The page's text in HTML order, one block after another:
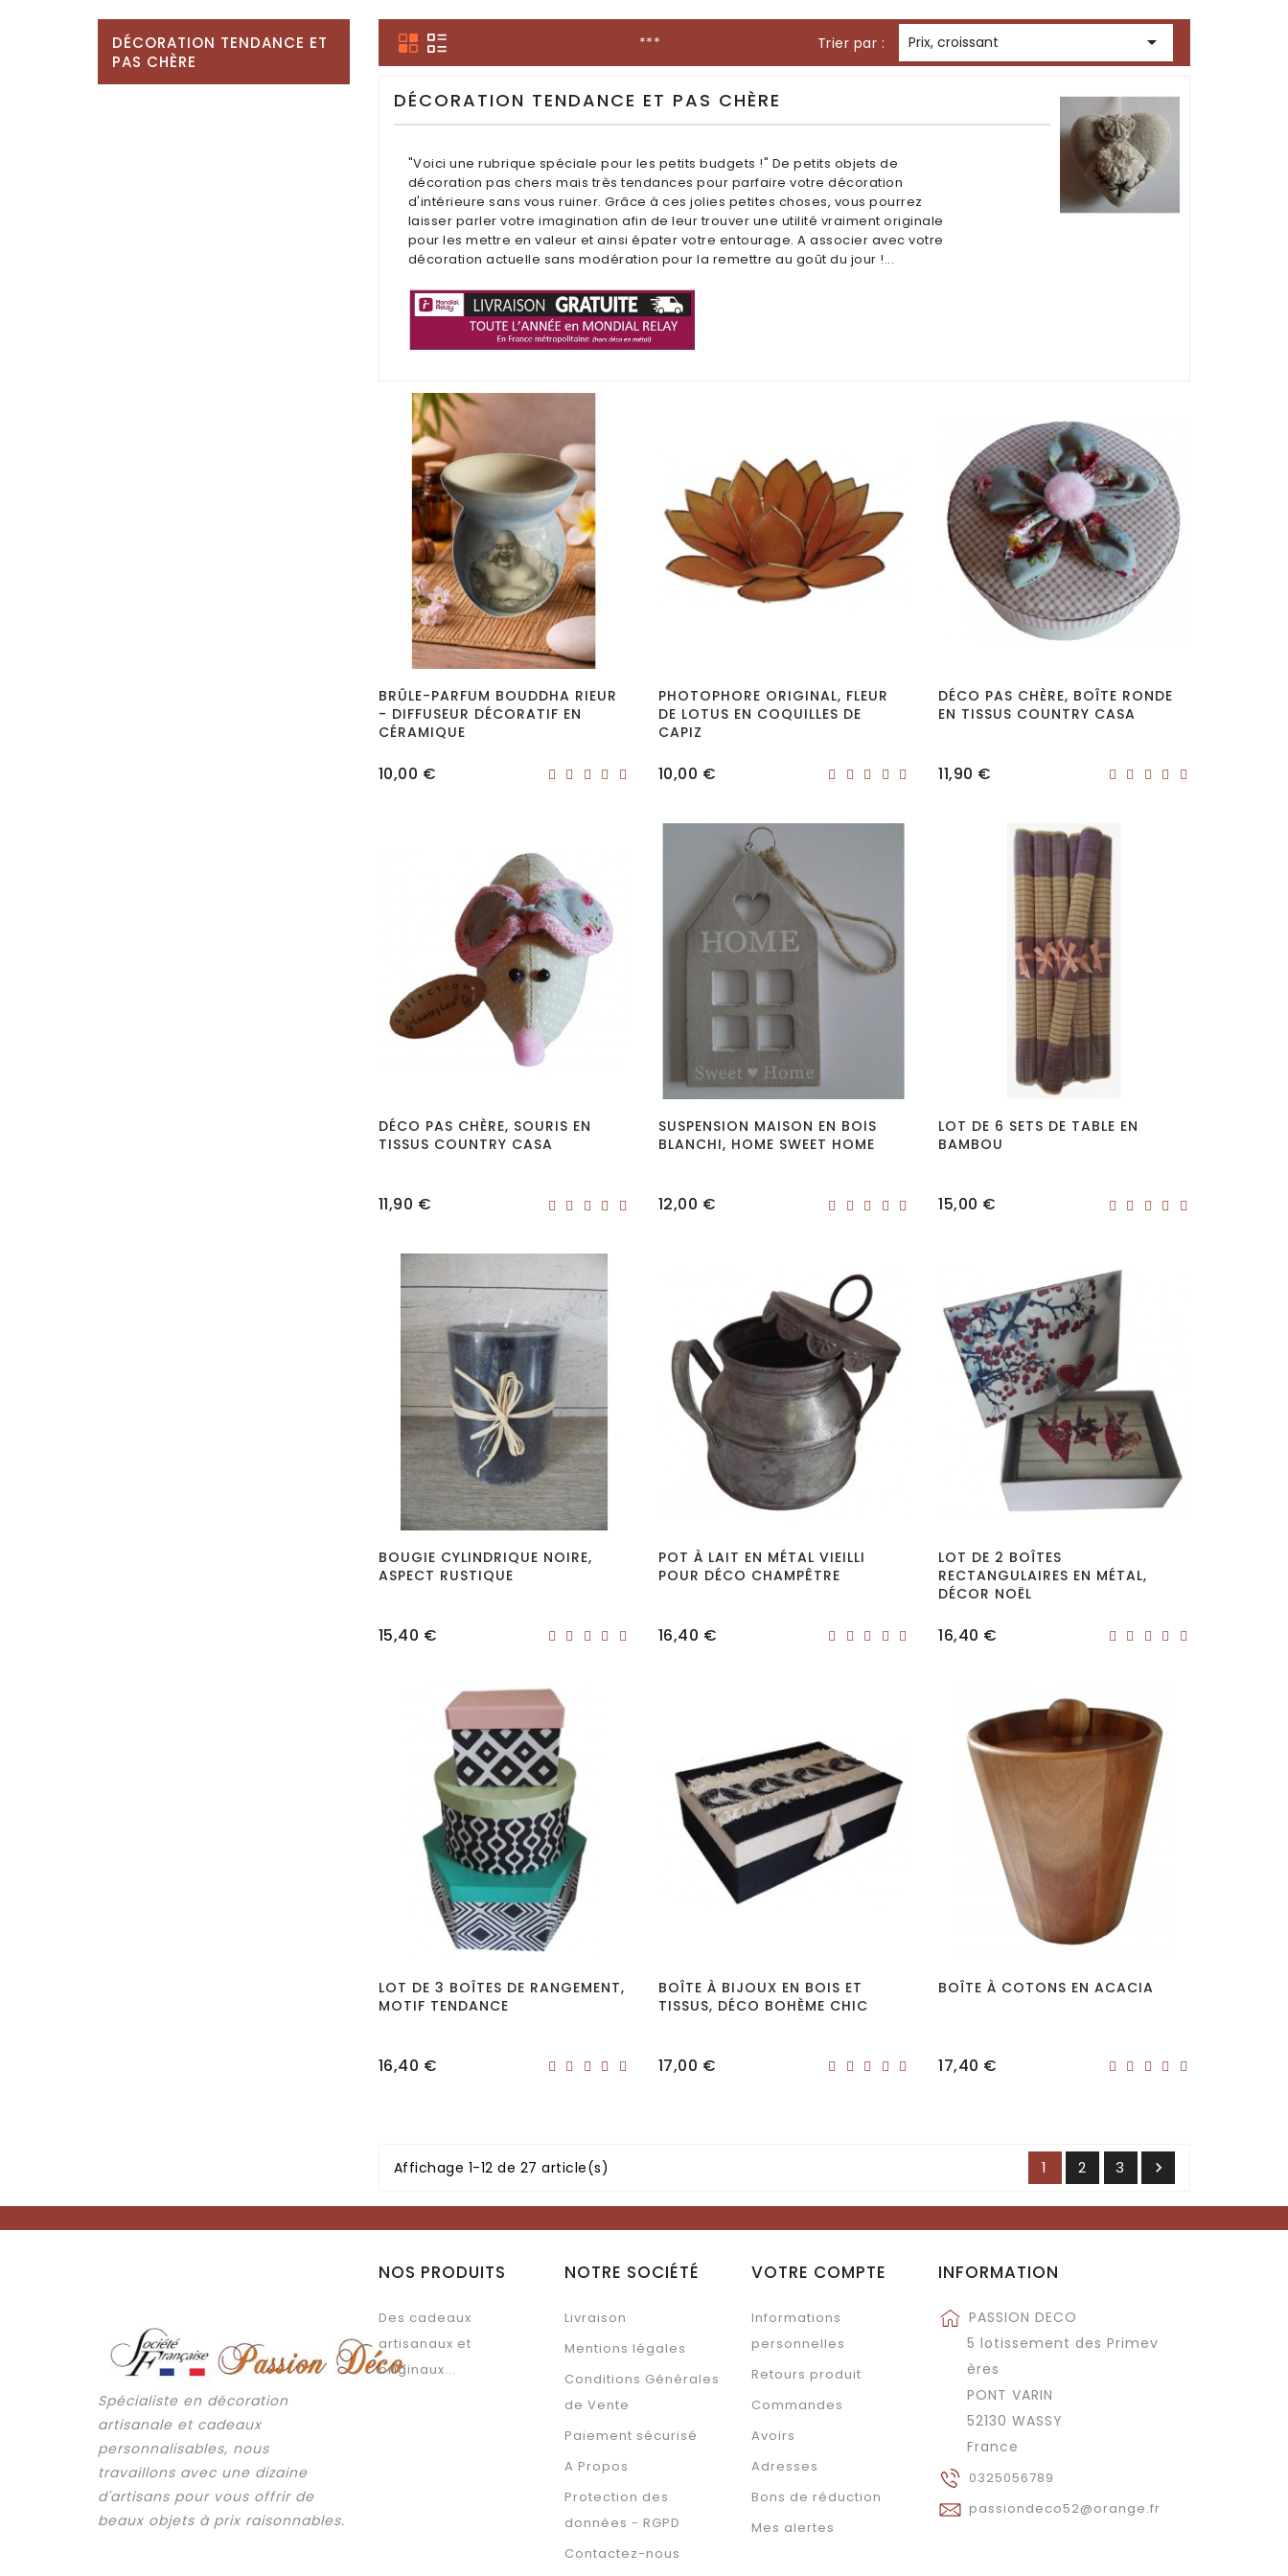
DÉCORATION TENDANCE ET
PAS CHÈRE
*** Trier par : Prix, croissant 
DÉCORATION TENDANCE ET PAS CHÈRE
"Voici une rubrique spéciale pour les petits budgets !" De petits objets de
décoration pas chers mais très tendances pour parfaire votre décoration
d'intérieure sans vous ruiner. Grâce à ces jolies petites choses, vous pourrez
laisser parler votre imagination afin de leur trouver une utilité vraiment originale
pour les mettre en valeur et ainsi épater votre entourage. A associer avec votre
décoration actuelle sans modération pour la remettre au goût du jour !...
BRÛLE-PARFUM BOUDDHA RIEUR
- DIFFUSEUR DÉCORATIF EN
CÉRAMIQUE
Prix
10,00 €
PHOTOPHORE ORIGINAL, FLEUR
DE LOTUS EN COQUILLES DE
CAPIZ
Prix
10,00 €
DÉCO PAS CHÈRE, BOÎTE RONDE
EN TISSUS COUNTRY CASA
Prix
11,90 €
DÉCO PAS CHÈRE, SOURIS EN
TISSUS COUNTRY CASA
Prix
11,90 €
SUSPENSION MAISON EN BOIS
BLANCHI, HOME SWEET HOME
Prix
12,00 €
LOT DE 6 SETS DE TABLE EN
BAMBOU
Prix
15,00 €
BOUGIE CYLINDRIQUE NOIRE,
ASPECT RUSTIQUE
Prix
15,40 €
POT À LAIT EN MÉTAL VIEILLI
POUR DÉCO CHAMPÊTRE
Prix
16,40 €
LOT DE 2 BOÎTES
RECTANGULAIRES EN MÉTAL,
DÉCOR NOËL
Prix
16,40 €
LOT DE 3 BOÎTES DE RANGEMENT,
MOTIF TENDANCE
Prix
16,40 €
BOÎTE À BIJOUX EN BOIS ET
TISSUS, DÉCO BOHÈME CHIC
Prix
17,00 €
BOÎTE À COTONS EN ACACIA
Prix
17,40 €
Affichage 1-12 de 27 article(s) 1 2 3 
Spécialiste en décoration
artisanale et cadeaux
personnalisables, nous
travaillons avec une dizaine
d'artisans pour vous offrir de
beaux objets à prix raisonnables.
NOS PRODUITS
Des cadeaux
artisanaux et
originaux...
NOTRE SOCIÉTÉ
Livraison
Mentions légales
Conditions Générales
de Vente
Paiement sécurisé
A Propos
Protection des
données - RGPD
Contactez-nous
VOTRE COMPTE
Informations
personnelles
Retours produit
Commandes
Avoirs
Adresses
Bons de réduction
Mes alertes
INFORMATION
PASSION DECO
5 lotissement des Primev
ères
PONT VARIN
52130 WASSY
France
0325056789
passiondeco52@orange.fr